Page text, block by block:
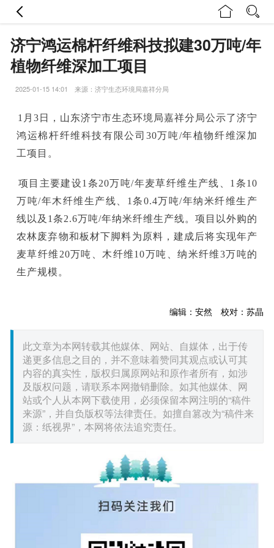
济宁鸿运棉杆纤维科技拟建30万吨/年
植物纤维深加工项目
2025-01-15 14:01 来源：济宁生态环境局嘉祥分局
月3日，山东济宁市生态环境局嘉祥分局公示了济宁
鸿运棉杆纤维科技有限公司30万吨/年植物纤维深加
工项目。
目主要建设1条20万吨/年麦草纤维生产线、1条10
万吨/年木纤维生产线、1条0.4万吨/年纳米纤维生产
线以及1条2.6万吨/年纳米纤维生产线。项目以外购的
农林废弃物和板材下脚料为原料，建成后将实现年产
麦草纤维20万吨、木纤维10万吨、纳米纤维3万吨的
生产规模。
编辑：安然 校对：苏晶
此文章为本网转载其他媒体、网站、自媒体，出于传
递更多信息之目的，并不意味着赞同其观点或认可其
内容的真实性，版权归属原网站和原作者所有，如涉
及版权问题，请联系本网撤销删除。如其他媒体、网
站或个人从本网下载使用，必须保留本网注明的“稿件
来源”，并自负版权等法律责任。如擅自篡改为“稿件来
源：纸视界”，本网将依法追究责任。